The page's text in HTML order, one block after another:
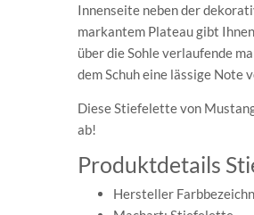
Innenseite neben der
markantem Plateau gibt
über die Sohle verlaufende
dem Schuh eine lässige Note
Diese Stiefelette von
ab!
Produktdetails
Hersteller